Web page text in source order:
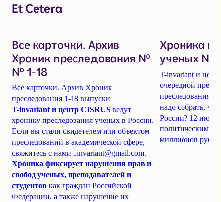
Et Cetera
Все карточки. Архив
Хроник преследования №
№ 1-18
Все карточки. Архив Хроник
преследования 1-18 выпуски
T-invariant и центр CISRUS ведут
хронику преследования ученых в России.
Если вы стали свидетелем или объектом
преследований в академической сфере,
свяжитесь с нами t.invariant@gmail.com.
Хроника фиксирует нарушения прав и
свобод ученых, преподавателей и
студентов как граждан Российской
Федерации, а также нарушение их
Хроника
ученых №
T-invariant и
очередной
преследования
надо собрать,
России? 12
политическим
миллионов